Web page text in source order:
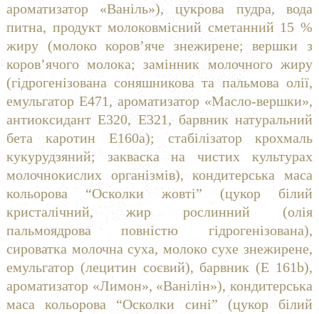
ароматизатор «Ваніль»), цукрова пудра, вода
питна, продукт молоковмісний сметанний 15 %
жиру (молоко коров’яче знежирене; вершки з
коров’ячого молока; замінник молочного жиру
(гідрогенізована соняшникова та пальмова олії,
емульгатор Е471, ароматизатор «Масло-вершки»,
антиоксидант Е320, Е321, барвник натуральний
бета каротин Е160а); стабілізатор крохмаль
кукурудзяний; закваска на чистих культурах
молочнокислих організмів), кондитерська маса
кольорова “Осколки жовті” (цукор білий
кристалічний, жир рослинний (олія
пальмоядрова повністю гідрогенізована),
сироватка молочна суха, молоко сухе знежирене,
емульгатор (лецитин соєвий), барвник (Е 161b),
ароматизатор «Лимон», «Ванілін»), кондитерська
маса кольорова “Осколки сині” (цукор білий